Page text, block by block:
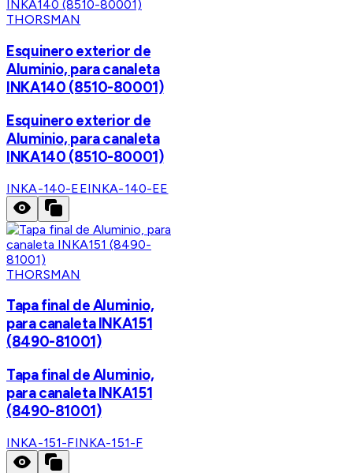
THORSMAN
Esquinero exterior de
Aluminio, para canaleta
INKA140 (8510-80001)
Esquinero exterior de
Aluminio, para canaleta
INKA140 (8510-80001)
INKA-140-EEINKA-140-EE
THORSMAN
Tapa final de Aluminio,
para canaleta INKA151
(8490-81001)
Tapa final de Aluminio,
para canaleta INKA151
(8490-81001)
INKA-151-FINKA-151-F